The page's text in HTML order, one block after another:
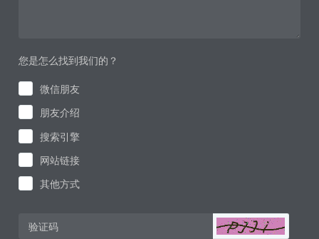
您是怎么找到我们的？
微信朋友
朋友介绍
搜索引擎
网站链接
其他方式